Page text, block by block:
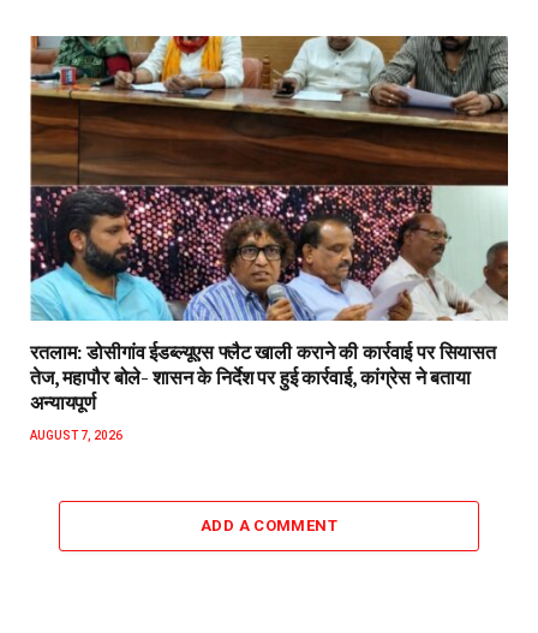
रतलाम: डोसीगांव ईडब्ल्यूएस फ्लैट खाली कराने की कार्रवाई पर सियासत
तेज, महापौर बोले- शासन के निर्देश पर हुई कार्रवाई, कांग्रेस ने बताया
अन्यायपूर्ण
AUGUST 7, 2026
ADD A COMMENT